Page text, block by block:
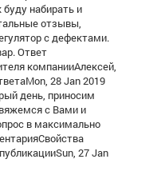
набирать и
отзывы,
с дефектами.
Ответ
компанииАлексей,
28 Jan 2019
день, приносим
с Вами и
в максимально
27 Jan